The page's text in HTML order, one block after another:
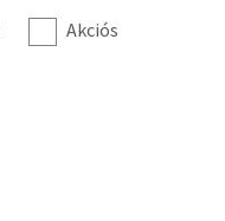
Akciós